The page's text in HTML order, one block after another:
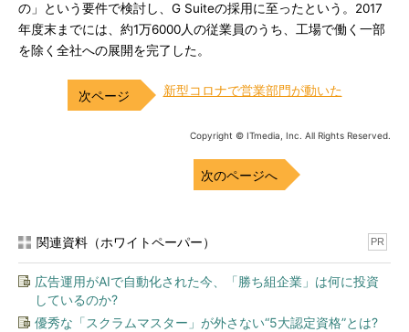
の」という要件で検討し、G Suiteの採用に至ったという。2017
年度末までには、約1万6000人の従業員のうち、工場で働く一部
を除く全社への展開を完了した。
新型コロナで営業部門が動いた
Copyright © ITmedia, Inc. All Rights Reserved.
次のページへ
関連資料（ホワイトペーパー） PR
広告運用がAIで自動化された今、「勝ち組企業」は何に投資
しているのか?
優秀な「スクラムマスター」が外さない“5大認定資格”とは?